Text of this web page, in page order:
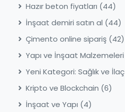
Hazır beton fiyatları (44)
İnşaat demiri satın al (44)
Çimento online sipariş (42)
Yapı ve İnşaat Malzemeleri
Yeni Kategori: Sağlık ve İlaç
Kripto ve Blockchain (6)
İnşaat ve Yapı (4)